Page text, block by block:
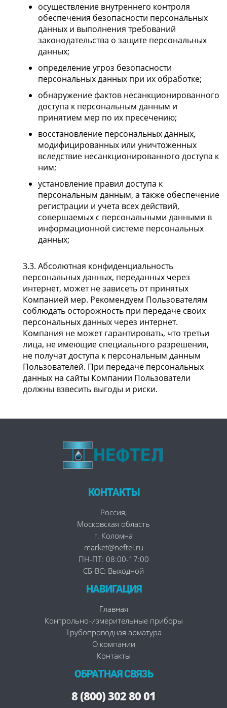
осуществление внутреннего контроля
обеспечения безопасности персональных
данных и выполнения требований
законодательства о защите персональных
данных;
определение угроз безопасности
персональных данных при их обработке;
обнаружение фактов несанкционированного
доступа к персональным данным и
принятием мер по их пресечению;
восстановление персональных данных,
модифицированных или уничтоженных
вследствие несанкционированного доступа к
ним;
установление правил доступа к
персональным данным, а также обеспечение
регистрации и учета всех действий,
совершаемых с персональными данными в
информационной системе персональных
данных;
3.3. Абсолютная конфиденциальность
персональных данных, переданных через
интернет, может не зависеть от принятых
Компанией мер. Рекомендуем Пользователям
соблюдать осторожность при передаче своих
персональных данных через интернет.
Компания не может гарантировать, что третьи
лица, не имеющие специального разрешения,
не получат доступа к персональным данным
Пользователей. При передаче персональных
данных на сайты Компании Пользователи
должны взвесить выгоды и риски.
КОНТАКТЫ
Россия,
Московская область
г. Коломна
market@neftel.ru
ПН-ПТ: 08:00-17:00
СБ-ВС: Выходной
НАВИГАЦИЯ
Главная
Контрольно-измерительные приборы
Трубопроводная арматура
О компании
Контакты
ОБРАТНАЯ СВЯЗЬ
8 (800) 302 80 01